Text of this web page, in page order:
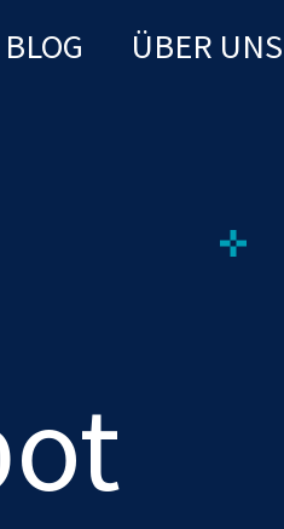
BLOG ÜBER UNS